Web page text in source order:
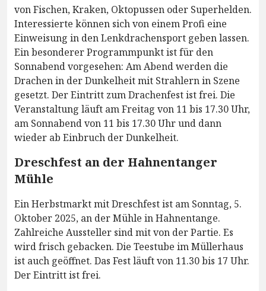
von Fischen, Kraken, Oktopussen oder Superhelden.
Interessierte können sich von einem Profi eine
Einweisung in den Lenkdrachensport geben lassen.
Ein besonderer Programmpunkt ist für den
Sonnabend vorgesehen: Am Abend werden die
Drachen in der Dunkelheit mit Strahlern in Szene
gesetzt. Der Eintritt zum Drachenfest ist frei. Die
Veranstaltung läuft am Freitag von 11 bis 17.30 Uhr,
am Sonnabend von 11 bis 17.30 Uhr und dann
wieder ab Einbruch der Dunkelheit.
Dreschfest an der Hahnentanger
Mühle
Ein Herbstmarkt mit Dreschfest ist am Sonntag, 5.
Oktober 2025, an der Mühle in Hahnentange.
Zahlreiche Aussteller sind mit von der Partie. Es
wird frisch gebacken. Die Teestube im Müllerhaus
ist auch geöffnet. Das Fest läuft von 11.30 bis 17 Uhr.
Der Eintritt ist frei.